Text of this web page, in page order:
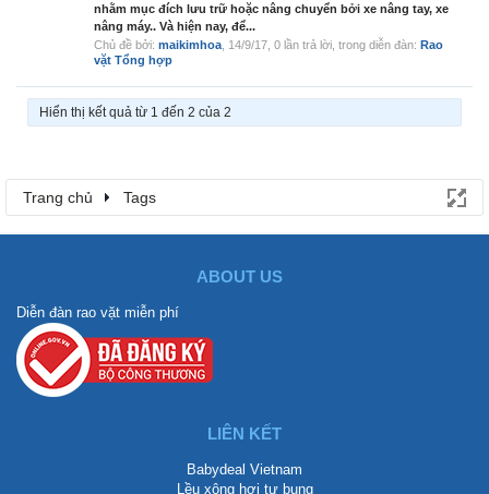
nhằm mục đích lưu trữ hoặc nâng chuyển bởi xe nâng tay, xe
nâng máy.. Và hiện nay, để...
Chủ đề bởi: maikimhoa 14/9/17 , 0 lần trả lời, trong diễn đàn: Rao
vặt Tổng hợp
Hiển thị kết quả từ 1 đến 2 của 2
Trang chủ Tags
ABOUT US
Diễn đàn rao vặt miễn phí
LIÊN KẾT
Babydeal Vietnam
Lều xông hơi tự bung